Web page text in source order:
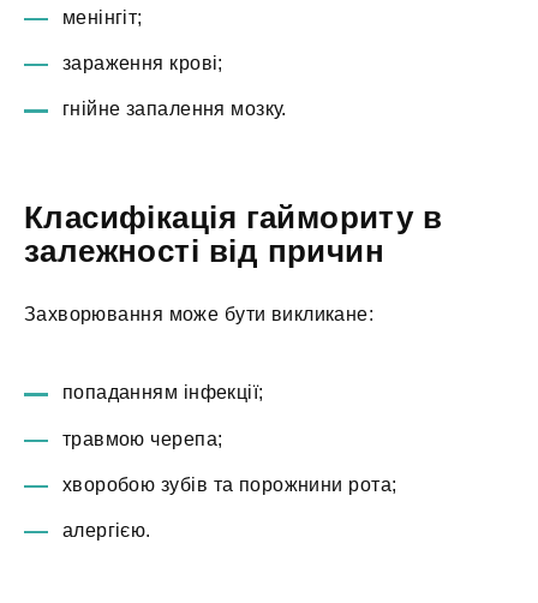
менінгіт;
зараження крові;
гнійне запалення мозку.
Класифікація гаймориту в
залежності від причин
Захворювання може бути викликане:
попаданням інфекції;
травмою черепа;
хворобою зубів та порожнини рота;
алергією.